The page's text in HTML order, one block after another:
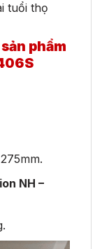
tuổi thọ
phẩm
NH –